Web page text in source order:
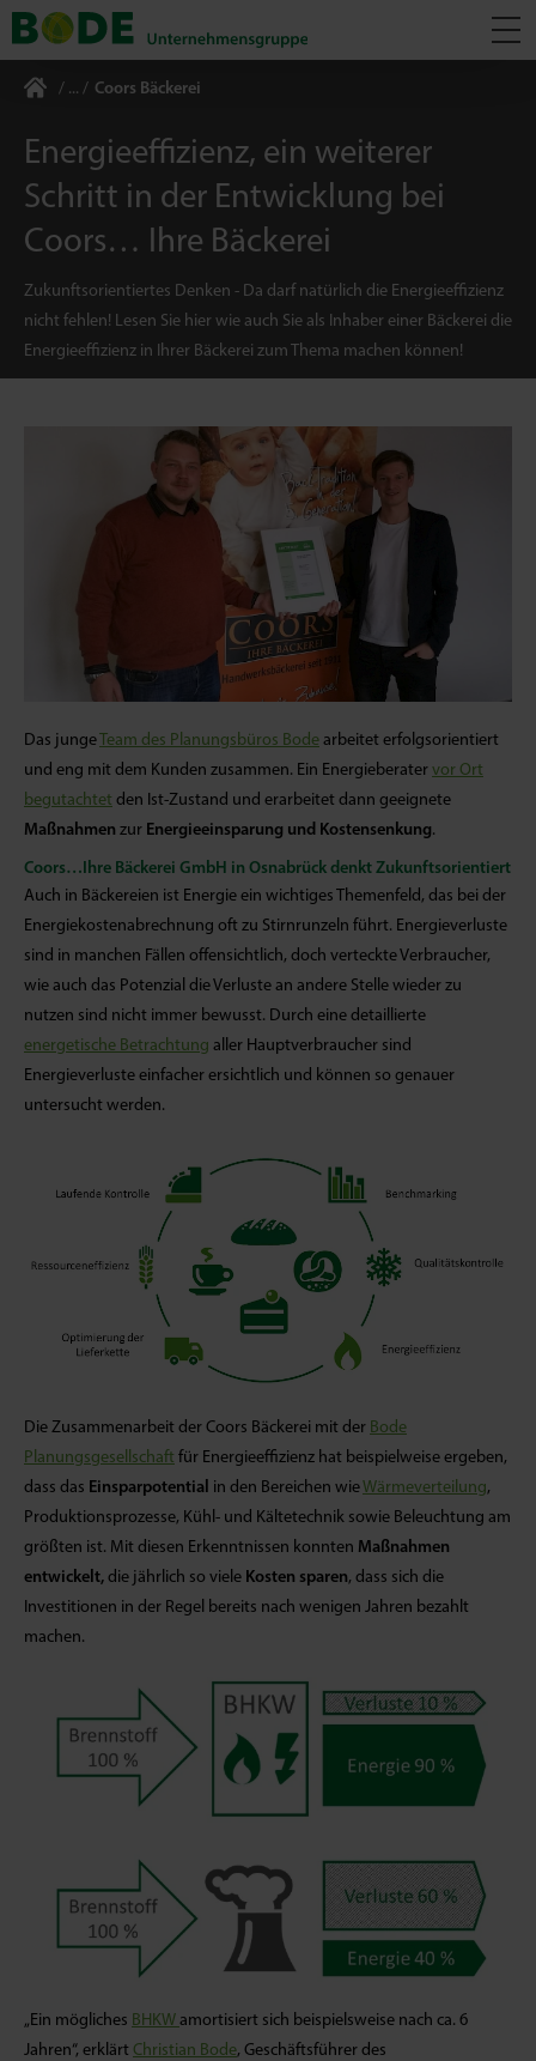
Coors Bäckerei
Energieeffizienz, ein weiterer
Schritt in der Entwicklung bei
Coors… Ihre Bäckerei
Zukunftsorientiertes Denken - Da darf natürlich die Energieeffizienz
nicht fehlen! Lesen Sie hier wie auch Sie als Inhaber einer Bäckerei die
Energieeffizienz in Ihrer Bäckerei zum Thema machen können!
Das jungeTeam des Planungsbüros Bode arbeitet erfolgsorientiert
und eng mit dem Kunden zusammen. Ein Energieberater vor Ort
begutachtet den Ist-Zustand und erarbeitet dann geeignete
Maßnahmen zur Energieeinsparung und Kostensenkung.
Coors…Ihre Bäckerei GmbH in Osnabrück denkt Zukunftsorientiert
Auch in Bäckereien ist Energie ein wichtiges Themenfeld, das bei der
Energiekostenabrechnung oft zu Stirnrunzeln führt. Energieverluste
sind in manchen Fällen offensichtlich, doch verteckte Verbraucher,
wie auch das Potenzial die Verluste an andere Stelle wieder zu
nutzen sind nicht immer bewusst. Durch eine detaillierte
energetische Betrachtung aller Hauptverbraucher sind
Energieverluste einfacher ersichtlich und können so genauer
untersucht werden.
Die Zusammenarbeit der Coors Bäckerei mit der Bode
Planungsgesellschaft für Energieeffizienz hat beispielweise ergeben,
dass das Einsparpotential in den Bereichen wieWärmeverteilung,
Produktionsprozesse, Kühl- und Kältetechnik sowie Beleuchtung am
größten ist. Mit diesen Erkenntnissen konnten Maßnahmen
entwickelt, die jährlich so viele Kosten sparen, dass sich die
Investitionen in der Regel bereits nach wenigen Jahren bezahlt
machen.
„Ein mögliches BHKW amortisiert sich beispielsweise nach ca. 6
Jahren“, erklärt Christian Bode, Geschäftsführer des